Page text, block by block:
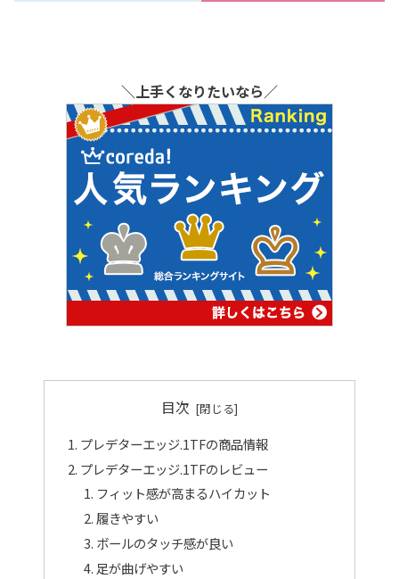
＼上手くなりたいなら／
目次
プレデターエッジ.1TFの商品情報
プレデターエッジ.1TFのレビュー
フィット感が高まるハイカット
履きやすい
ボールのタッチ感が良い
足が曲げやすい